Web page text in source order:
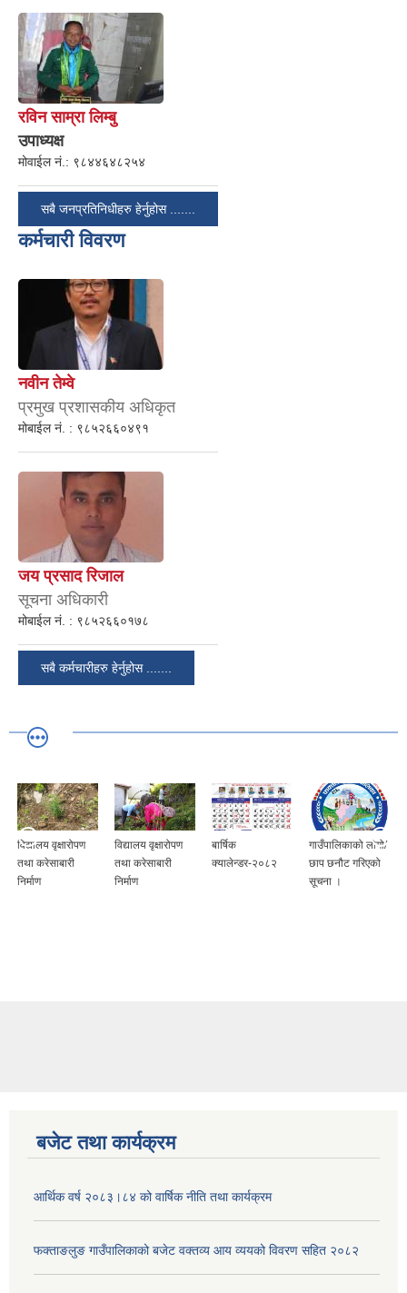
रविन साम्रा लिम्बु
उपाध्यक्ष
मोवाईल नं.: ९८४४६४८२५४
सबै जनप्रतिनिधीहरु हेर्नुहोस .......
कर्मचारी विवरण
नवीन तेम्वे
प्रमुख प्रशासकीय अधिकृत
मोबाईल नं. : ९८५२६६०४९१
जय प्रसाद रिजाल
सूचना अधिकारी
मोबाईल नं. : ९८५२६६०१७८
सबै कर्मचारीहरु हेर्नुहोस .......
विद्यालय वृक्षारोपण
तथा करेसाबारी
निर्माण
विद्यालय वृक्षारोपण
तथा करेसाबारी
निर्माण
बार्षिक
क्यालेन्डर-२०८२
गाउँपालिकाको लोगो/
छाप छनौट गरिएको
सूचना ।
बजेट तथा कार्यक्रम
आर्थिक वर्ष २०८३।८४ को वार्षिक नीति तथा कार्यक्रम
फक्ताङलुङ गाउँपालिकाको बजेट वक्तव्य आय व्ययको विवरण सहित २०८२